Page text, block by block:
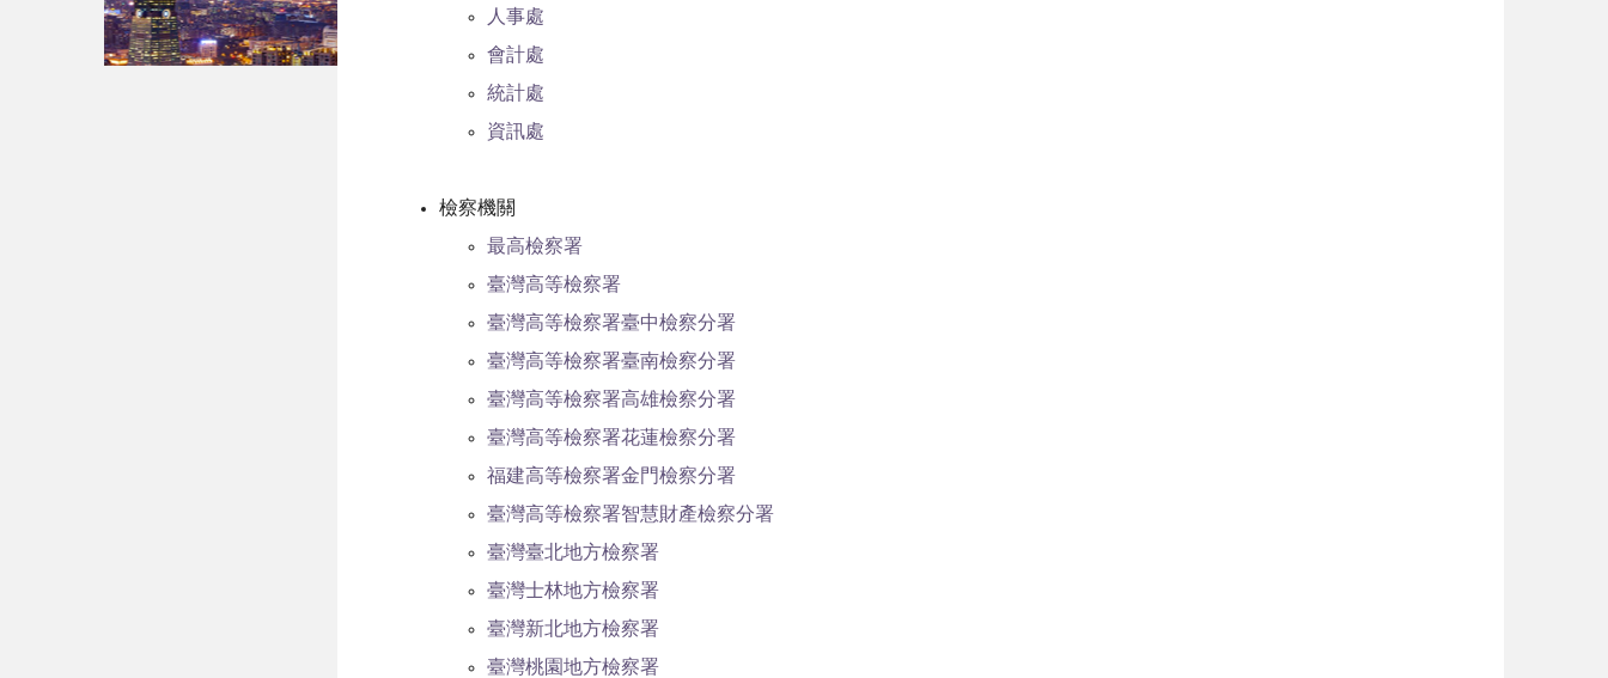
人事處
會計處
統計處
資訊處
檢察機關
最高檢察署
臺灣高等檢察署
臺灣高等檢察署臺中檢察分署
臺灣高等檢察署臺南檢察分署
臺灣高等檢察署高雄檢察分署
臺灣高等檢察署花蓮檢察分署
福建高等檢察署金門檢察分署
臺灣高等檢察署智慧財產檢察分署
臺灣臺北地方檢察署
臺灣士林地方檢察署
臺灣新北地方檢察署
臺灣桃園地方檢察署